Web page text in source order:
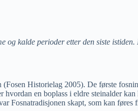
kalde perioder etter den siste
Historielag 2005). De første
en boplass i eldre steinalder
Fosnatradisjonen skapt, som kan